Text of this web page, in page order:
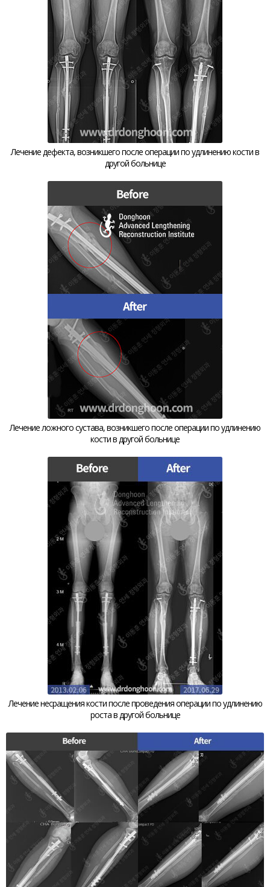
Лечение дефекта, возникшего после операции по удлинению кости в
другой больнице
Лечение ложного сустава, возникшего после операции по удлинению
кости в другой больнице
Лечение несращения кости после проведения операции по удлинению
роста в другой больнице